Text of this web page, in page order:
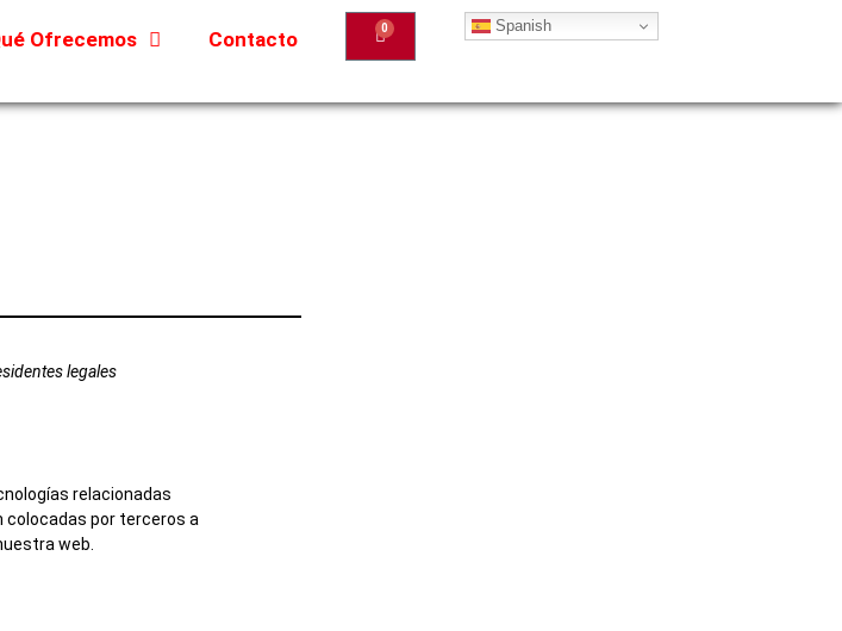
Ofrecemos Contacto 0 Spanish
legales
relacionadas
colocadas por terceros a
web.